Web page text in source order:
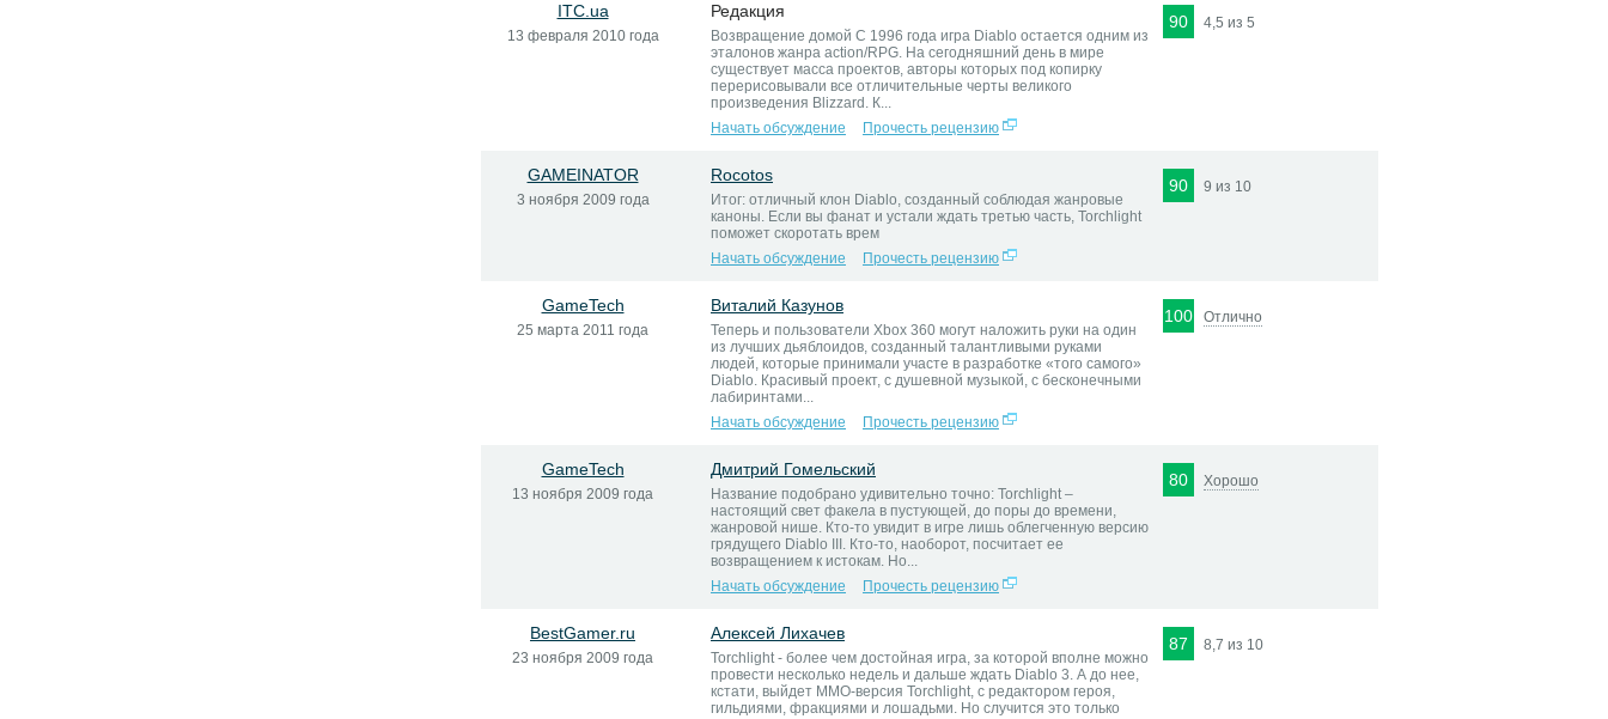
ITC.ua
13 февраля 2010 года
Редакция
Возвращение домой С 1996 года игра Diablo остается одним из
эталонов жанра action/RPG. На сегодняшний день в мире
существует масса проектов, авторы которых под копирку
перерисовывали все отличительные черты великого
произведения Blizzard. К...
Начать обсуждение
Прочесть рецензию
90 4,5 из 5
GAMEINATOR
3 ноября 2009 года
Rocotos
Итог: отличный клон Diablo, созданный соблюдая жанровые
каноны. Если вы фанат и устали ждать третью часть, Torchlight
поможет скоротать врем
Начать обсуждение
Прочесть рецензию
90 9 из 10
GameTech
25 марта 2011 года
Виталий Казунов
Теперь и пользователи Xbox 360 могут наложить руки на один
из лучших дьяблоидов, созданный талантливыми руками
людей, которые принимали участе в разработке «того самого»
Diablo. Красивый проект, с душевной музыкой, с бесконечными
лабиринтами...
Начать обсуждение
Прочесть рецензию
100 Отлично
GameTech
13 ноября 2009 года
Дмитрий Гомельский
Название подобрано удивительно точно: Torchlight –
настоящий свет факела в пустующей, до поры до времени,
жанровой нише. Кто-то увидит в игре лишь облегченную версию
грядущего Diablo III. Кто-то, наоборот, посчитает ее
возвращением к истокам. Но...
Начать обсуждение
Прочесть рецензию
80 Хорошо
BestGamer.ru
23 ноября 2009 года
Алексей Лихачев
Torchlight - более чем достойная игра, за которой вполне можно
провести несколько недель и дальше ждать Diablo 3. А до нее,
кстати, выйдет MMO-версия Torchlight, с редактором героя,
гильдиями, фракциями и лошадьми. Но случится это только
87 8,7 из 10